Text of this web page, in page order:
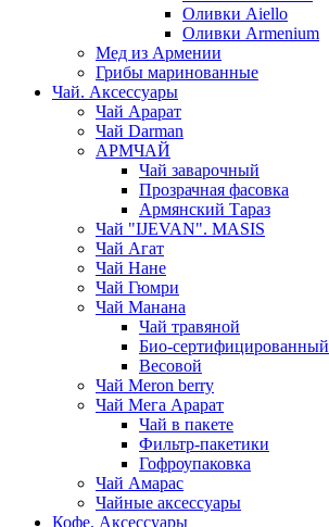
Оливки Aiello
Оливки Armenium
Мед из Армении
Грибы маринованные
Чай. Аксессуары
Чай Арарат
Чай Darman
АРМЧАЙ
Чай заварочный
Прозрачная фасовка
Армянский Тараз
Чай "IJEVAN". MASIS
Чай Агат
Чай Нане
Чай Гюмри
Чай Манана
Чай травяной
Био-сертифицированный
Весовой
Чай Meron berry
Чай Мега Арарат
Чай в пакете
Фильтр-пакетики
Гофроупаковка
Чай Амарас
Чайные аксессуары
Кофе. Аксессуары